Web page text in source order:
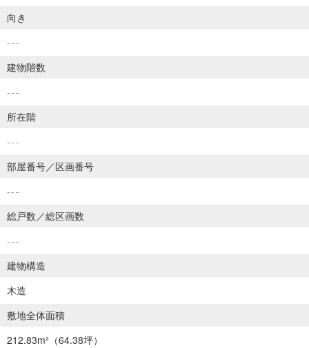
向き
---
建物階数
---
所在階
---
部屋番号／区画番号
---
総戸数／総区画数
---
建物構造
木造
敷地全体面積
212.83m² （64.38坪）